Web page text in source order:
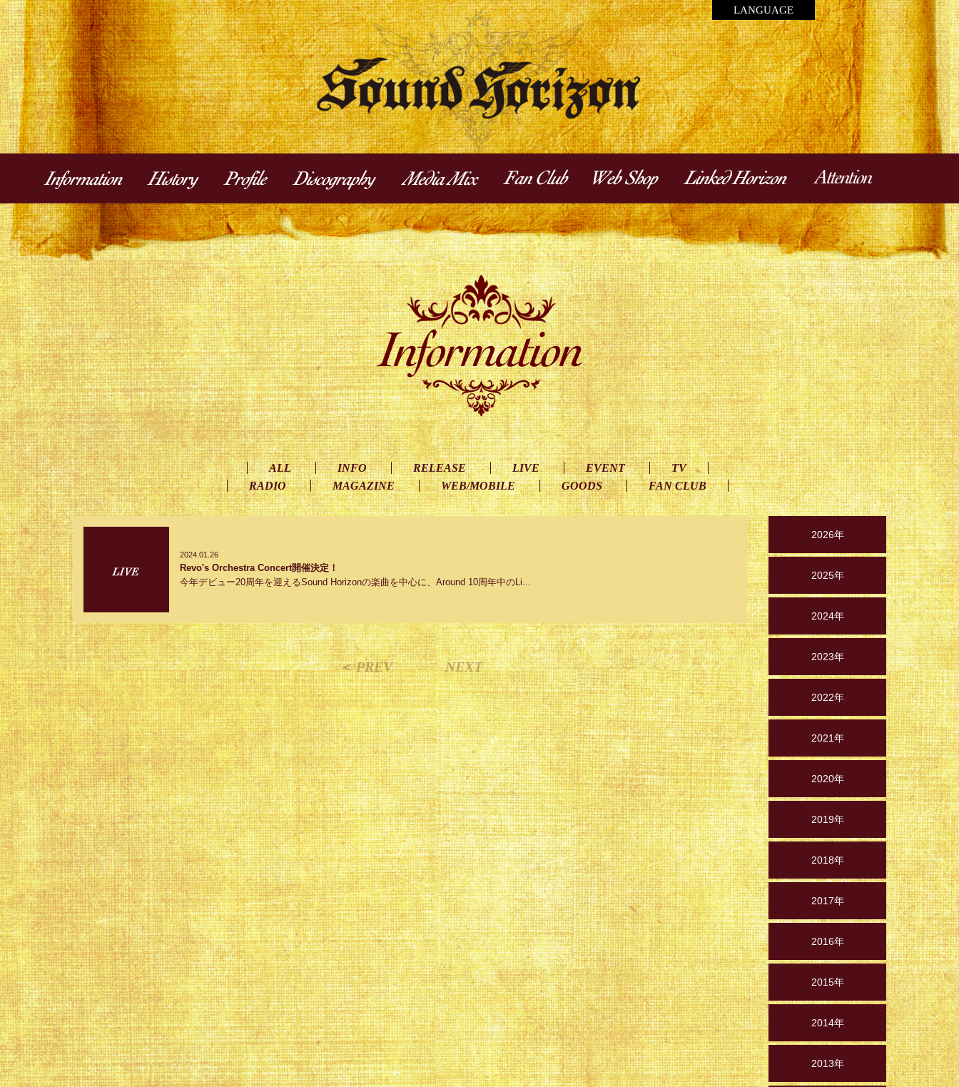
LANGUAGE
ALL INFO RELEASE LIVE EVENT
TV
RADIO
MAGAZINE WEB/MOBILE GOODS FAN CLUB
2024.01.26
Revo's Orchestra Concert開催決定！
今年デビュー20周年を迎えるSound Horizonの楽曲を中心に、Around 10周年中のLi...
＜ PREV NEXT
2026年
2025年
2024年
2023年
2022年
2021年
2020年
2019年
2018年
2017年
2016年
2015年
2014年
2013年